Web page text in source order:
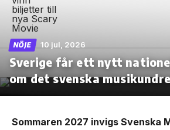
NÖJE 10 jul, 2026
Sverige får ett nytt
om det svenska
Sommaren 2027 invigs Svenska